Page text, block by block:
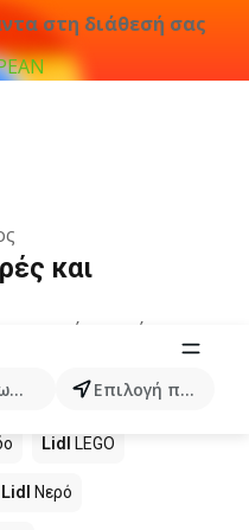
στη διάθεσή σας
κατηγοριών, προϊόντων...
Επιλογή πόλης
και
αυτόν τον όρο.
Lidl LEGO
Lidl Νερό